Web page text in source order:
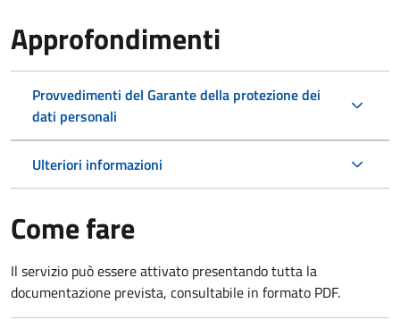
Approfondimenti
Provvedimenti del Garante della protezione dei
dati personali
Ulteriori informazioni
Come fare
Il servizio può essere attivato presentando tutta la
documentazione prevista, consultabile in formato PDF.